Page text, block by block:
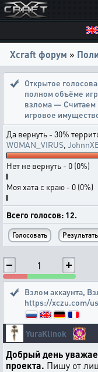
Xcraft форум »
Открытое
полном объёме
взлома — Считаем
игровое
Да вернуть - 30%
WOMAN_VIRUS
Нет не вернуть - 0 (0%)
Моя хата с краю - 0 (0%)
Всего голосов: 12.
1
Взлом аккаунта,
https://xczu.com/
YuraKlinok
Добрый день
проекта. Пишу от